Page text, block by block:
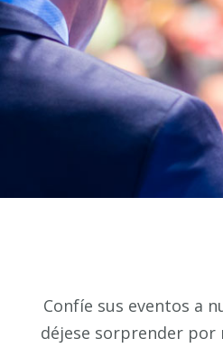
Confíe sus eventos a
déjese sorprender por